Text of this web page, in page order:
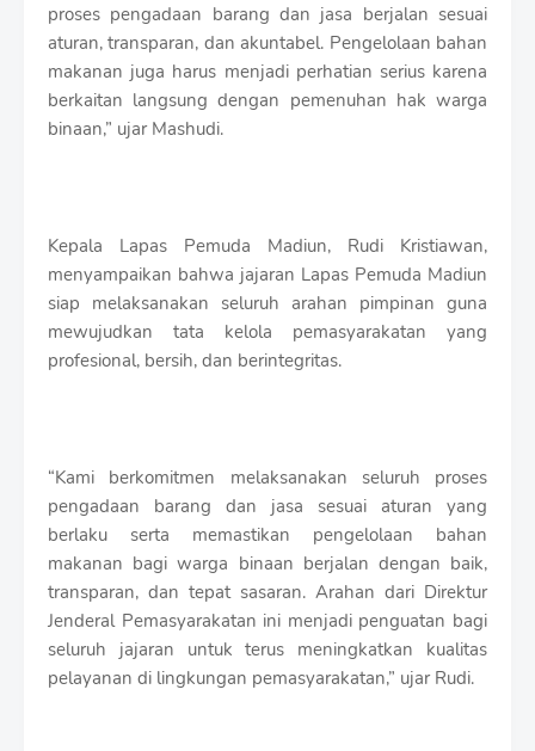
proses pengadaan barang dan jasa berjalan sesuai
aturan, transparan, dan akuntabel. Pengelolaan bahan
makanan juga harus menjadi perhatian serius karena
berkaitan langsung dengan pemenuhan hak warga
binaan,” ujar Mashudi.
Kepala Lapas Pemuda Madiun, Rudi Kristiawan,
menyampaikan bahwa jajaran Lapas Pemuda Madiun
siap melaksanakan seluruh arahan pimpinan guna
mewujudkan tata kelola pemasyarakatan yang
profesional, bersih, dan berintegritas.
“Kami berkomitmen melaksanakan seluruh proses
pengadaan barang dan jasa sesuai aturan yang
berlaku serta memastikan pengelolaan bahan
makanan bagi warga binaan berjalan dengan baik,
transparan, dan tepat sasaran. Arahan dari Direktur
Jenderal Pemasyarakatan ini menjadi penguatan bagi
seluruh jajaran untuk terus meningkatkan kualitas
pelayanan di lingkungan pemasyarakatan,” ujar Rudi.